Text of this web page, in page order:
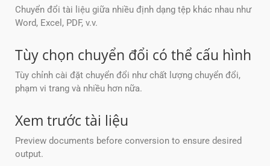
Chuyển đổi tài liệu giữa nhiều định dạng tệp khác nhau như
Word, Excel, PDF, v.v.
Tùy chọn chuyển đổi có thể cấu hình
Tùy chỉnh cài đặt chuyển đổi như chất lượng chuyển đổi,
phạm vi trang và nhiều hơn nữa.
Xem trước tài liệu
Preview documents before conversion to ensure desired
output.